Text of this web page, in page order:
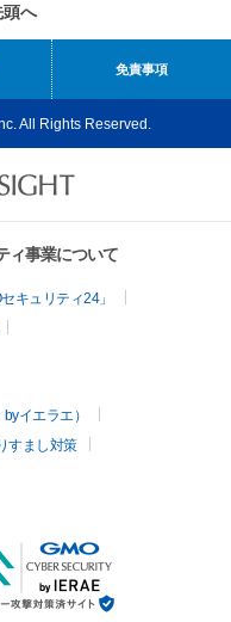
頭へ
免責事項
All Rights Reserved.
ィ事業について
キュリティ24」
イエラエ）
すまし対策